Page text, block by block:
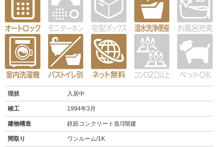
現状 入居中
竣工 1994年3月
建物構造 鉄筋コンクリート造/3階建
間取り ワンルーム/1K